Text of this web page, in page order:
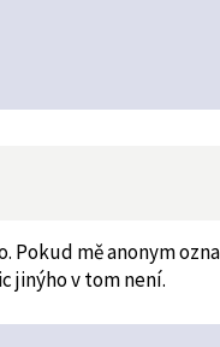
mě anonym
jinýho v tom není.